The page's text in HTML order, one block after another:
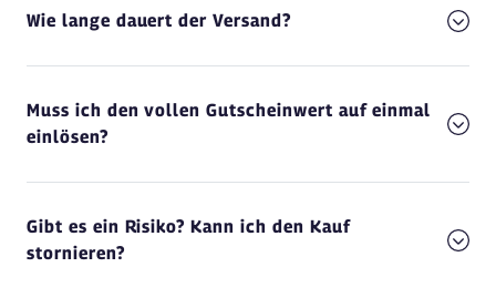
Wie lange dauert der Versand?
Muss ich den vollen Gutscheinwert auf einmal
einlösen?
Gibt es ein Risiko? Kann ich den Kauf
stornieren?